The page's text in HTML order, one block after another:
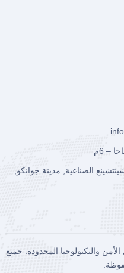
شينتشينغ الصناعية, مدينة جوانكو,
والتكنولوجيا المحدودة. جميع